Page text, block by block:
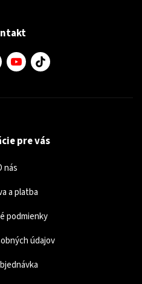
pre vás
nás
a platba
podmienky
údajov